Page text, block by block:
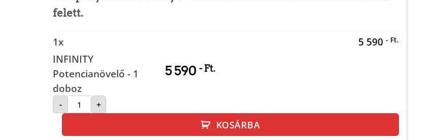
felett.
1x 5 590 - Ft.
INFINITY
Potencianövelő - 1
doboz
5 590- Ft.
- INFINITY Potencianövelő - 1 doboz mennyiség
+
KOSÁRBA